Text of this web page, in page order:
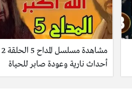
مشاهدة مسلسل المداح 5 الحلقة 2
أحداث نارية وعودة صابر للحياة